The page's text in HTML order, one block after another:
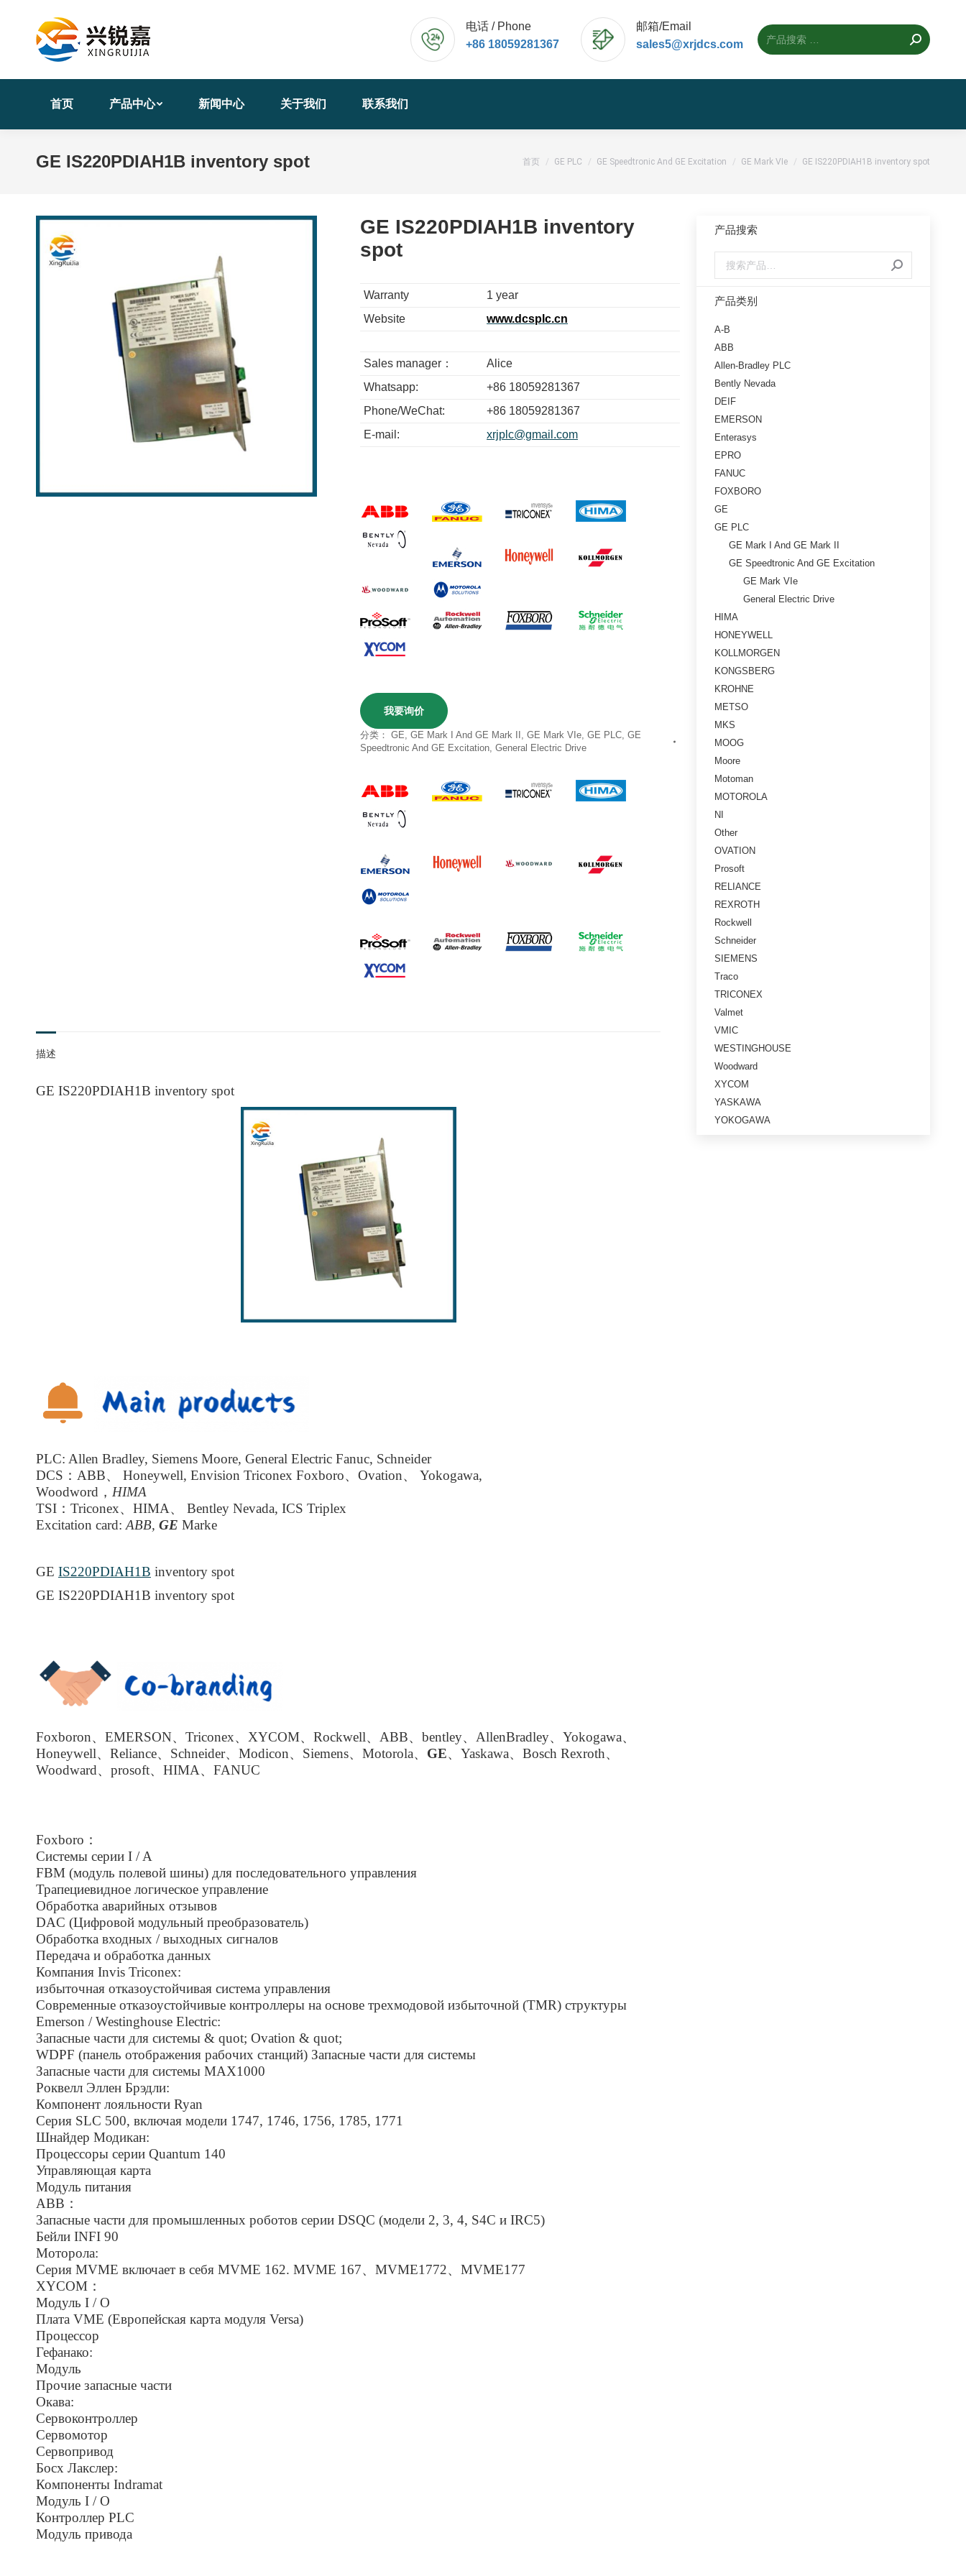
电话 / Phone
+86 18059281367
邮箱/Email
sales5@xrjdcs.com
首页 产品中心 新闻中心 关于我们 联系我们
GE IS220PDIAH1B inventory spot 您的位置：
首页 GE PLC GE Speedtronic And GE Excitation GE Mark VIe GE IS220PDIAH1B inventory spot
GE IS220PDIAH1B inventory
spot
Warranty
1 year
Website
www.dcsplc.cn
Sales manager：
Alice
Whatsapp:
+86 18059281367
Phone/WeChat:
+86 18059281367
E-mail:
xrjplc@gmail.com
我要询价
分类：GE,GE Mark I And GE Mark II ,GE Mark VIe,GE PLC,GE
Speedtronic And GE Excitation,General Electric Drive
描述
GE IS220PDIAH1B inventory spot
PLC: Allen Bradley, Siemens Moore, General Electric Fanuc, Schneider
DCS：ABB、 Honeywell, Envision Triconex Foxboro、Ovation、 Yokogawa,
Woodword， HIMA
TSI：Triconex、HIMA、 Bentley Nevada, ICS Triplex
Excitation card: ABB, GE Marke
GE IS220PDIAH1B inventory spot
GE IS220PDIAH1B inventory spot
Foxboron、EMERSON、Triconex、XYCOM、Rockwell、ABB、bentley、AllenBradley、Yokogawa、
Honeywell、Reliance、Schneider、Modicon、Siemens、Motorola、 GE、Yaskawa、Bosch Rexroth、
Woodward、prosoft、HIMA、FANUC
Foxboro：
Системы серии I / A
FBM (модуль полевой шины) для последовательного управления
Трапециевидное логическое управление
Обработка аварийных отзывов
DAC (Цифровой модульный преобразователь)
Обработка входных / выходных сигналов
Передача и обработка данных
Компания Invis Triconex:
избыточная отказоустойчивая система управления
Современные отказоустойчивые контроллеры на основе трехмодовой избыточной (TMR) структуры
Emerson / Westinghouse Electric:
Запасные части для системы & quot; Ovation & quot;
WDPF (панель отображения рабочих станций) Запасные части для системы
Запасные части для системы MAX1000
Роквелл Эллен Брэдли:
Компонент лояльности Ryan
Серия SLC 500, включая модели 1747, 1746, 1756, 1785, 1771
Шнайдер Модикан:
Процессоры серии Quantum 140
Управляющая карта
Модуль питания
ABB：
Запасные части для промышленных роботов серии DSQC (модели 2, 3, 4, S4C и IRC5)
Бейли INFI 90
Моторола:
Серия MVME включает в себя MVME 162. MVME 167、MVME1772、MVME177
XYCOM：
Модуль I / O
Плата VME (Европейская карта модуля Versa)
Процессор
Гефанако:
Модуль
Прочие запасные части
Окава:
Сервоконтроллер
Сервомотор
Сервопривод
Босх Лакслер:
Компоненты Indramat
Модуль I / O
Контроллер PLC
Модуль привода
产品搜索
产品类别
A-B
ABB
Allen-Bradley PLC
Bently Nevada
DEIF
EMERSON
Enterasys
EPRO
FANUC
FOXBORO
GE
GE PLC
GE Mark I And GE Mark II
GE Speedtronic And GE Excitation
GE Mark VIe
General Electric Drive
HIMA
HONEYWELL
KOLLMORGEN
KONGSBERG
KROHNE
METSO
MKS
MOOG
Moore
Motoman
MOTOROLA
NI
Other
OVATION
Prosoft
RELIANCE
REXROTH
Rockwell
Schneider
SIEMENS
Traco
TRICONEX
Valmet
VMIC
WESTINGHOUSE
Woodward
XYCOM
YASKAWA
YOKOGAWA